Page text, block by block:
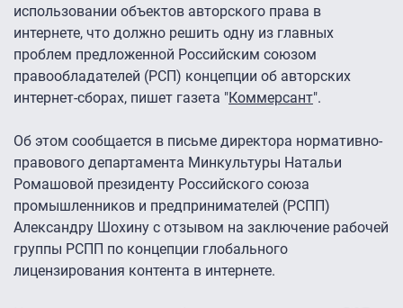
использовании объектов авторского права в
интернете, что должно решить одну из главных
проблем предложенной Российским союзом
правообладателей (РСП) концепции об авторских
интернет-сборах, пишет газета "Коммерсант".
Об этом сообщается в письме директора нормативно-
правового департамента Минкультуры Натальи
Ромашовой президенту Российского союза
промышленников и предпринимателей (РСПП)
Александру Шохину с отзывом на заключение рабочей
группы РСПП по концепции глобального
лицензирования контента в интернете.